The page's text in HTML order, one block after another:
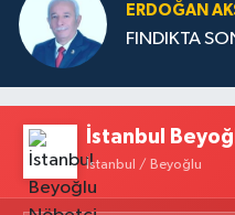
ERDOĞAN
FINDIKTA
İstanbul
İstanbul / Beyoğlu